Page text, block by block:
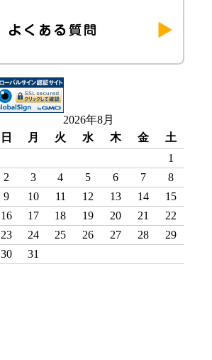
2026年8月
日
月 火 水 木 金
土
1
2
3 4 5 6 7
8
9
10 11 12 13 14
15
16
17 18 19 20 21
22
23
24 25 26 27 28
29
30
31